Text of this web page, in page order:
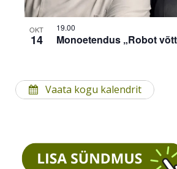
OKT
14 Monoetendus „Robot
19.00
Vaata kogu kalendrit